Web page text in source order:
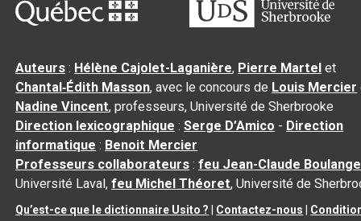
Auteurs : Hélène Cajolet-Laganière, Pierre Martel et
Chantal‑Édith Masson, avec le concours de Louis Mercier
Nadine Vincent, professeurs, Université de Sherbrooke
Direction lexicographique :Serge D’Amico - Direction
informatique : Benoit Mercier
Professeurs collaborateurs :feu Jean-Claude
Université Laval,feu Michel Théoret, Université de
Qu’est-ce que le dictionnaire Usito ? Contactez-nous